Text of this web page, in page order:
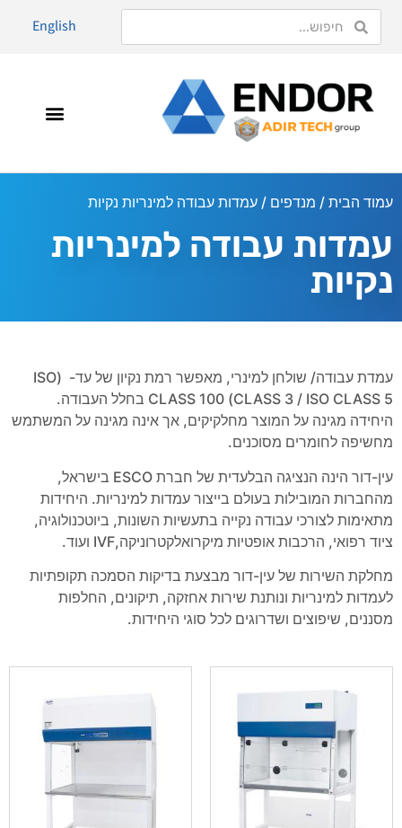
English
עמוד הבית / מנדפים / עמדות עבודה למינריות נקיות
עמדות עבודה למינריות
נקיות
עמדת עבודה/ שולחן למינרי, מאפשר רמת נקיון של עד- (ISO
CLASS 3 / ISO CLASS 5) CLASS 100 בחלל העבודה.
היחידה מגינה על המוצר מחלקיקים, אך אינה מגינה על המשתמש
מחשיפה לחומרים מסוכנים.
עין-דור הינה הנציגה הבלעדית של חברת ESCO בישראל,
מהחברות המובילות בעולם בייצור עמדות למינריות. היחידות
מתאימות לצורכי עבודה נקייה בתעשיות השונות, ביוטכנולוגיה,
ציוד רפואי, הרכבות אופטיות מיקרואלקטרוניקה,IVF ועוד.
מחלקת השירות של עין-דור מבצעת בדיקות הסמכה תקופתיות
לעמדות למינריות ונותנת שירות אחזקה, תיקונים, החלפות
מסננים, שיפוצים ושדרוגים לכל סוגי היחידות.